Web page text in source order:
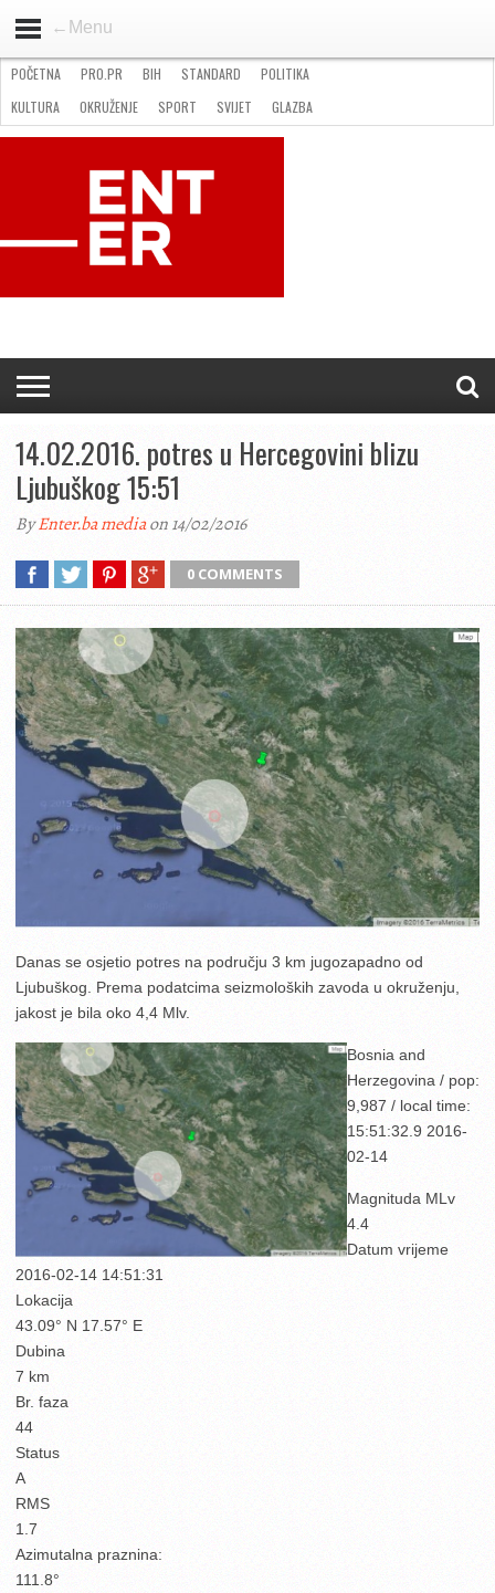
←Menu
STANDARD
GOSPODARSTVO
OKRUŽENJE
POČETNA PRO.PR BIH STANDARD
POLITIKA
KULTURA
OKRUŽENJE SPORT SVIJET
GLAZBA
NATJEČAJI
FILMING LOCATION IN BH KONTAKT
14.02.2016. potres u Hercegovini blizu
Ljubuškog 15:51
ByEnter.ba mediaon 14/02/2016
0 COMMENTS
Danas se osjetio potres na području 3 km jugozapadno od
Ljubuškog. Prema podatcima seizmoloških zavoda u okruženju,
jakost je bila oko 4,4 Mlv.
Bosnia and
Herzegovina / pop:
9,987 / local time:
15:51:32.9 2016-
02-14
Magnituda MLv
4.4
Datum vrijeme
2016-02-14 14:51:31
Lokacija
43.09° N 17.57° E
Dubina
7 km
Br. faza
44
Status
A
RMS
1.7
Azimutalna praznina:
111.8°